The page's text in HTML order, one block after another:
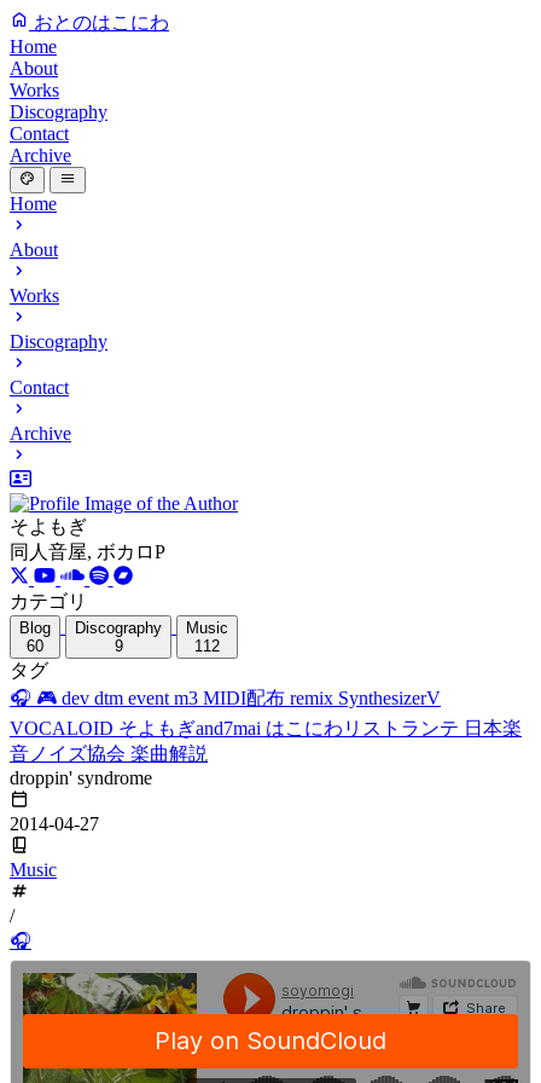
おとのはこにわ
Home
About
Works
Discography
Contact
Archive
Home
About
Works
Discography
Contact
Archive
そよもぎ
同人音屋, ボカロP
カテゴリ
Blog
60
Discography
9
Music
112
タグ
🎧 🎮 dev dtm event m3 MIDI配布 remix SynthesizerV
VOCALOID そよもぎand7mai はこにわリストランテ 日本楽
音ノイズ協会 楽曲解説
droppin' syndrome
2014-04-27
Music
/
🎧